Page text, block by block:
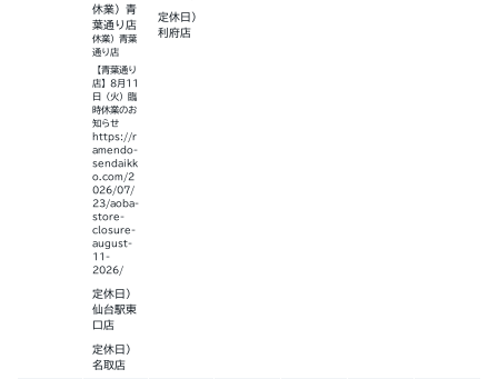
休業）青
葉通り店
休業）青葉
通り店
【青葉通り
店】8月11
日（火）臨
時休業のお
知らせ
https://r
amendo-
sendaikk
o.com/2
026/07/
23/aoba-
store-
closure-
august-
11-
2026/
定休日）
仙台駅東
口店
定休日）
名取店
定休日）
利府店